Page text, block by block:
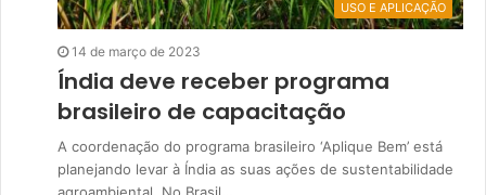
USO E APLICAÇÃO
14 de março de 2023
Índia deve receber programa
brasileiro de capacitação
A coordenação do programa brasileiro ‘Aplique Bem’ está
planejando levar à Índia as suas ações de sustentabilidade